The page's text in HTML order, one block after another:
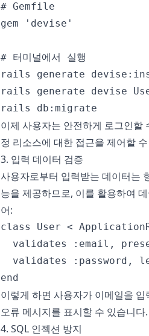
# Gemfile
gem 'devise'
# 터미널에서 실행
rails generate
rails generate devise
이제 사용자는 안전하게 로그인할
정 리소스에 대한 접근을 제어할
3. 입력 데이터 검증
사용자로부터 입력받는 데이터는
능을 제공하므로, 이를 활용하여
어:
class User <
validates :email,
validates :password,
이렇게 하면 사용자가 이메일을
오류 메시지를 표시할 수 있습니다.
4. SQL 인젝션 방지